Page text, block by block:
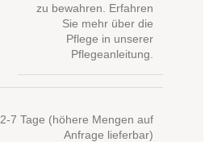
zu bewahren. Erfahren
Sie mehr über die
Pflege in unserer
Pflegeanleitung.
2-7 Tage (höhere Mengen auf
Anfrage lieferbar)